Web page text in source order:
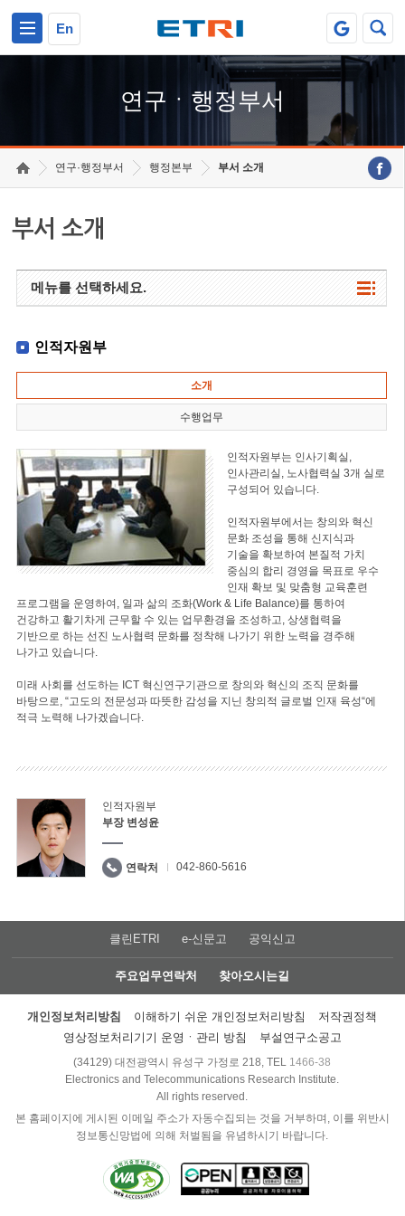
En
연구ㆍ행정부서
연구·행정부서 행정본부 부서 소개
부서 소개
메뉴를 선택하세요.
인적자원부
소개
수행업무
인적자원부는 인사기획실,
인사관리실, 노사협력실 3개 실로
구성되어 있습니다.
인적자원부에서는 창의와 혁신
문화 조성을 통해 신지식과
기술을 확보하여 본질적 가치
중심의 합리 경영을 목표로 우수
인재 확보 및 맞춤형 교육훈련
프로그램을 운영하여, 일과 삶의 조화(Work & Life Balance)를 통하여
건강하고 활기차게 근무할 수 있는 업무환경을 조성하고, 상생협력을
기반으로 하는 선진 노사협력 문화를 정착해 나가기 위한 노력을 경주해
나가고 있습니다.
미래 사회를 선도하는 ICT 혁신연구기관으로 창의와 혁신의 조직 문화를
바탕으로, “고도의 전문성과 따뜻한 감성을 지닌 창의적 글로벌 인재 육성“에
적극 노력해 나가겠습니다.
인적자원부
부장 변성윤
연락처 042-860-5616
클린ETRI e-신문고 공익신고
주요업무연락처 찾아오시는길
개인정보처리방침 이해하기 쉬운 개인정보처리방침
저작권정책
영상정보처리기기 운영ㆍ관리 방침
부설연구소공고
(34129) 대전광역시 유성구 가정로 218, TEL 1466-38
Electronics and Telecommunications Research Institute.
All rights reserved.
본 홈페이지에 게시된 이메일 주소가 자동수집되는 것을 거부하며, 이를 위반시
정보통신망법에 의해 처벌됨을 유념하시기 바랍니다.